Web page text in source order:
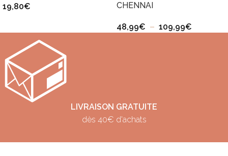
19,80€
CHENNAI
48,99€ – 109,99€
LIVRAISON GRATUITE
dès 40€ d'achats